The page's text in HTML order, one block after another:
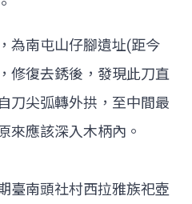
為南屯山仔腳遺址(距今
修復去銹後，發現此刀直
刀尖弧轉外拱，至中間最
來應該深入木柄內。
臺南頭社村西拉雅族祀壺